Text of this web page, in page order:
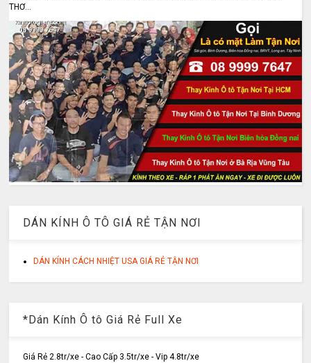
THƠ...
DÁN KÍNH Ô TÔ GIÁ RẺ TẬN NƠI
DÁN KÍNH CÁCH NHIỆT USA GIÁ RẺ TẬN NƠI
*Dán Kính Ô tô Giá Rẻ Full Xe
Giá Rẻ 2.8tr/xe - Cao Cấp 3.5tr/xe - Vip 4.8tr/xe